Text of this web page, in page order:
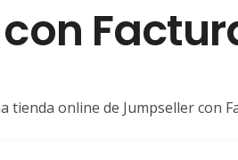
online de Jumpseller con